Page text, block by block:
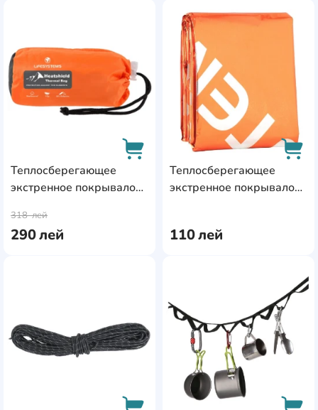
Теплосберегающее
экстренное покрывало
Heatshield Bag (42150)
290лей
318лей
AddCardToFavourite
Теплосберегающее
экстренное покрывало
110лей